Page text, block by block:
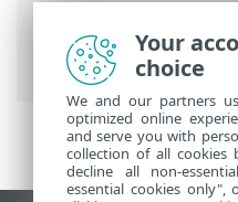
Fonctionnalités
membre
>ESET
Tableau de bord
Your
choice
We and our partners
optimized online
and serve you with
collection of all cookies
decline all non-
essential cookies